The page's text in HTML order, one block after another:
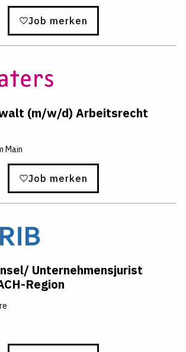
Job merken
(m/w/d) Arbeitsrecht
Main
Job merken
Unternehmensjurist
Region